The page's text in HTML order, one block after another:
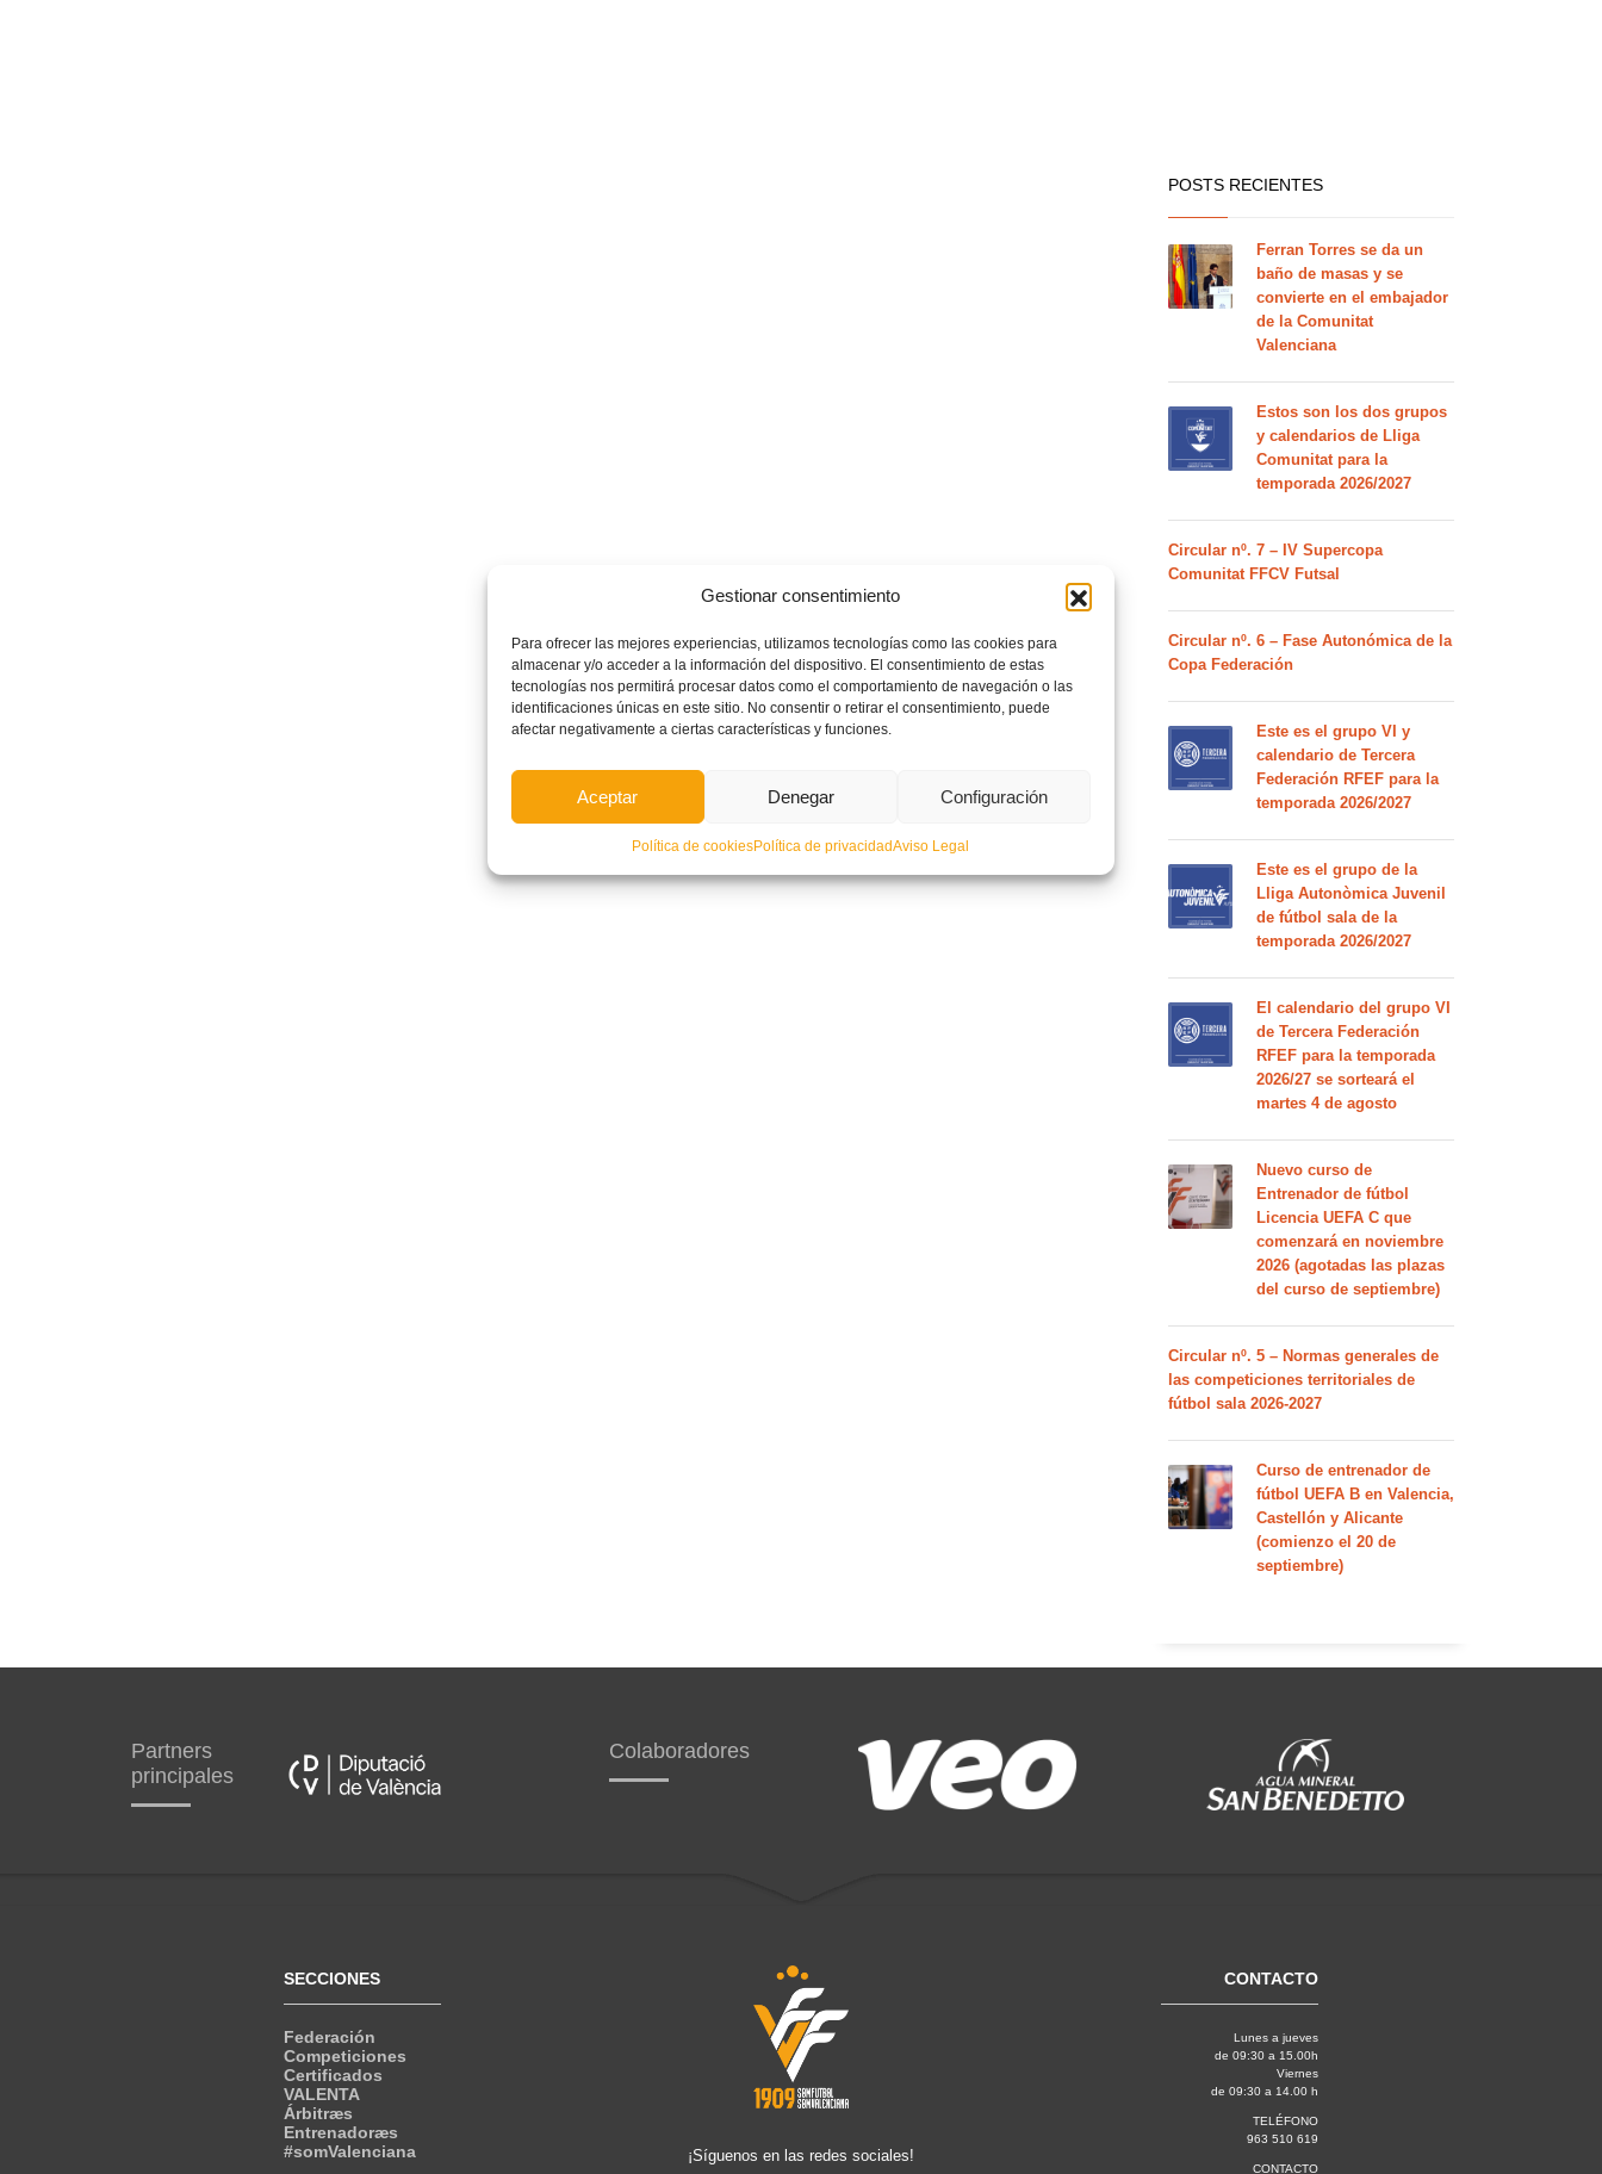
Gestionar consentimiento
Para ofrecer las mejores experiencias, utilizamos tecnologías como las cookies para
almacenar y/o acceder a la información del dispositivo. El consentimiento de estas
tecnologías nos permitirá procesar datos como el comportamiento de navegación o las
identificaciones únicas en este sitio. No consentir o retirar el consentimiento, puede
afectar negativamente a ciertas características y funciones.
Aceptar Denegar Configuración
Política de cookiesPolítica de privacidadAviso Legal
POSTS RECIENTES
Ferran Torres se da un
baño de masas y se
convierte en el embajador
de la Comunitat
Valenciana
Estos son los dos grupos
y calendarios de Lliga
Comunitat para la
temporada 2026/2027
Circular nº. 7 – IV Supercopa
Comunitat FFCV Futsal
Circular nº. 6 – Fase Autonómica de la
Copa Federación
Este es el grupo VI y
calendario de Tercera
Federación RFEF para la
temporada 2026/2027
Este es el grupo de la
Lliga Autonòmica Juvenil
de fútbol sala de la
temporada 2026/2027
El calendario del grupo VI
de Tercera Federación
RFEF para la temporada
2026/27 se sorteará el
martes 4 de agosto
Nuevo curso de
Entrenador de fútbol
Licencia UEFA C que
comenzará en noviembre
2026 (agotadas las plazas
del curso de septiembre)
Circular nº. 5 – Normas generales de
las competiciones territoriales de
fútbol sala 2026-2027
Curso de entrenador de
fútbol UEFA B en Valencia,
Castellón y Alicante
(comienzo el 20 de
septiembre)
Partners
principales
Colaboradores
SECCIONES
Federación
Competiciones
Certificados
VALENTA
Árbitræs
Entrenadoræs
#somValenciana
¡Síguenos en las redes sociales!
CONTACTO
Lunes a jueves
de 09:30 a 15.00h
Viernes
de 09:30 a 14.00 h
TELÉFONO
963 510 619
CONTACTO